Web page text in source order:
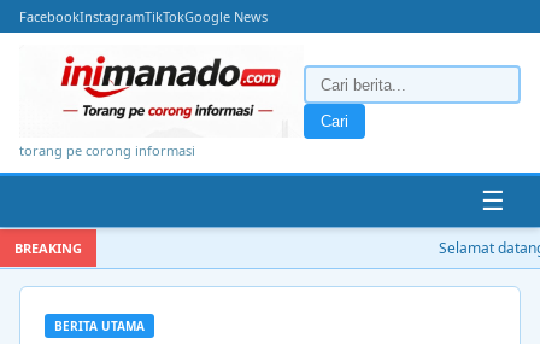
FacebookInstagramTikTokGoogle News
torang pe corong informasi
Cari
☰
BREAKING Selamat
BERITA UTAMA